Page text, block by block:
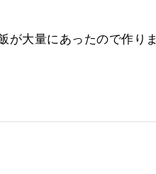
が大量にあったので作り